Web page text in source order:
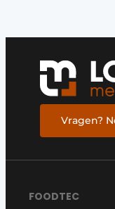
Termes et
Video’s
Vragen?
FOODTEC